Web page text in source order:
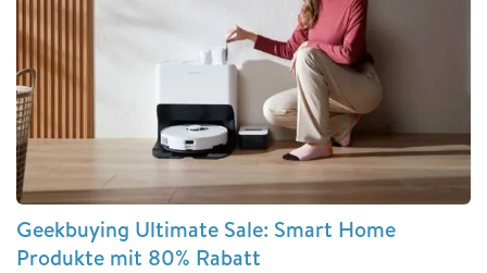
Geekbuying Ultimate Sale: Smart Home
Produkte mit 80% Rabatt